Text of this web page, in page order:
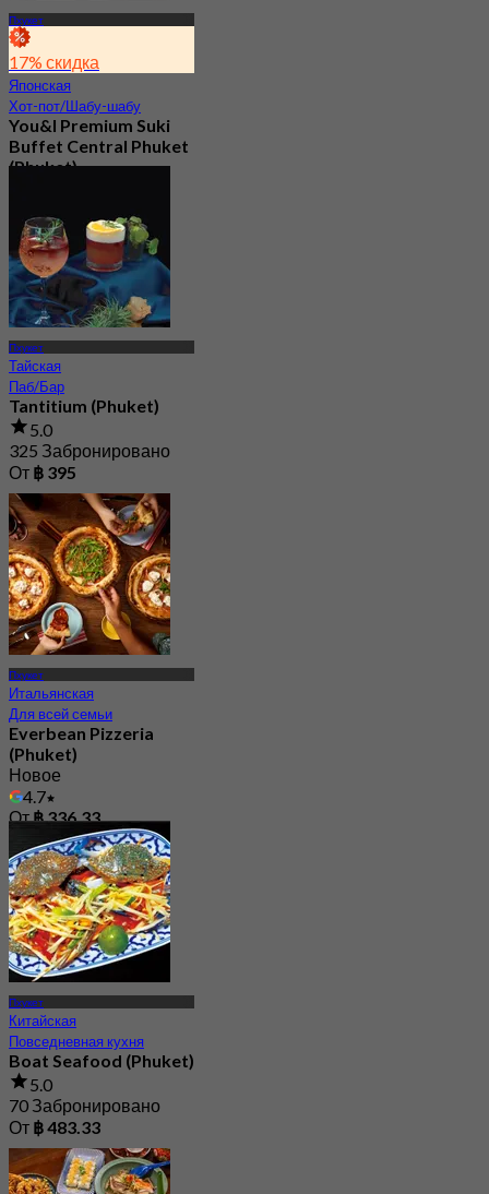
Пхукет
17% скидка
Японская
Хот-пот/Шабу-шабу
You&I Premium Suki
Buffet Central Phuket
(Phuket)
658 Забронировано
От฿ 698
Пхукет
Тайская
Паб/Бар
Tantitium (Phuket)
5.0
325 Забронировано
От ฿ 395
Пхукет
Итальянская
Для всей семьи
Everbean Pizzeria
(Phuket)
Новое
4.7
От฿ 336.33
Пхукет
Китайская
Повседневная кухня
Boat Seafood (Phuket)
5.0
70 Забронировано
От ฿ 483.33